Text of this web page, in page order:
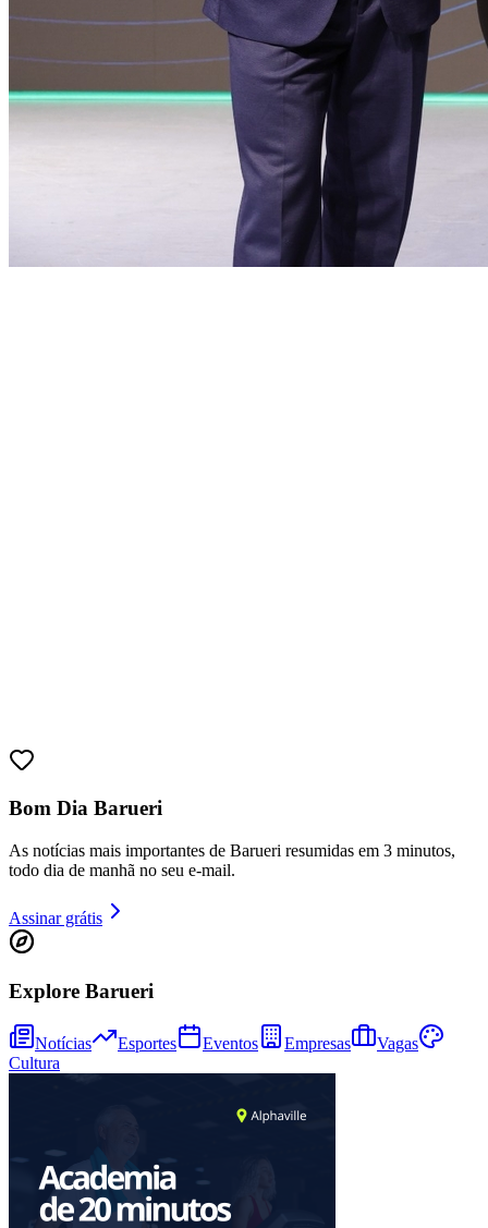
Fortaleza
Bom Dia Barueri
As notícias mais importantes de Barueri resumidas em 3 minutos,
todo dia de manhã no seu e-mail.
Assinar grátis
Explore Barueri
Notícias Esportes Eventos Empresas
Vagas
Cultura